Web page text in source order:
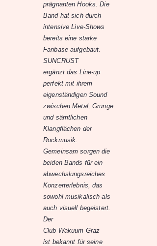
prägnanten Hooks. Die
Band hat sich durch
intensive Live-Shows
bereits eine starke
Fanbase aufgebaut.
SUNCRUST
ergänzt das Line-up
perfekt mit ihrem
eigenständigen Sound
zwischen Metal, Grunge
und sämtlichen
Klangflächen der
Rockmusik.
Gemeinsam sorgen die
beiden Bands für ein
abwechslungsreiches
Konzerterlebnis, das
sowohl musikalisch als
auch visuell begeistert.
Der
Club Wakuum Graz
ist bekannt für seine